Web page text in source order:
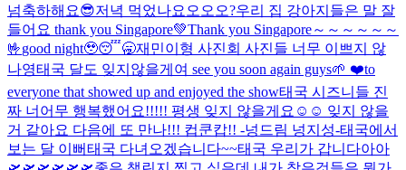
넘축하해요😎저녁 먹었나요오오오?우리 집 강아지들은 말 잘
들어요 thank you Singapore💚Thank you Singapore～～～～～～
🤟good night🥹😴🥱재민이형 사진회 사진들 너무 이쁘지 않
나영태국 달도 잊지않을게여 see you soon again guys🌱 ❤️to
everyone that showed up and enjoyed the show태국 시즈니들 진
짜 너어무 행복했어요!!!!! 평생 잊지 않을게요☺️☺️ 잊지 않을
거 같아요 다음에 또 만나!!! 컵쿤캅!! -넝드림 넝지성-태국에서
보는 달 이뻐태국 다녀오겠습니다~~태국 우리가 갑니다아아